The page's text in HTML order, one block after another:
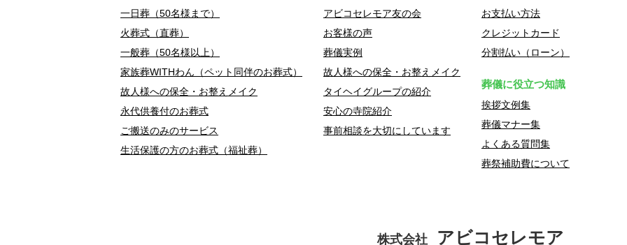
一日葬（50名様まで）
火葬式（直葬）
一般葬（50名様以上）
家族葬WITHわん（ペット同伴のお葬式）
故人様への保全・お整えメイク
永代供養付のお葬式
ご搬送のみのサービス
生活保護の方のお葬式（福祉葬）
アビコセレモア友の会
お客様の声
葬儀実例
故人様への保全・お整えメイク
タイヘイグループの紹介
安心の寺院紹介
事前相談を大切にしています
お支払い方法
クレジットカード
分割払い（ローン）
葬儀に役立つ知識
挨拶文例集
葬儀マナー集
よくある質問集
葬祭補助費について
株式会社アビコセレモア